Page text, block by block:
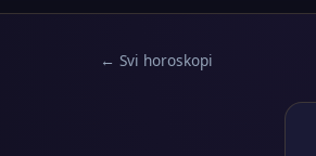
← Svi horoskopi